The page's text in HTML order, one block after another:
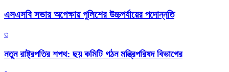
এসএসবি সভার অপেক্ষায় পুলিশের উচ্চপর্যায়ের পদোন্নতি
৩
নতুন রাষ্ট্রপতির শপথ: ছয় কমিটি গঠন মন্ত্রিপরিষদ বিভাগের